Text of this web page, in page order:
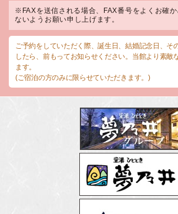
※FAXを送信される場合、FAX番号をよくお確
ないようお願い申し上げます。
ご予約をしていただく際、誕生日、結婚記念日、そ
したら、前もってお知らせください。当館より素敵
ます。
(ご宿泊の方のみに限らせていただきます。)